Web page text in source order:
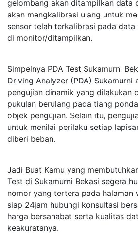
gelombang akan ditampilkan data
akan mengkalibrasi ulang untuk
sensor telah terkalibrasi pada data
di monitor/ditampilkan.
Simpelnya PDA Test Sukamurni
Driving Analyzer (PDA) Sukamurni
pengujian dinamik yang dilakukan
pukulan berulang pada tiang
objek pengujian. Selain itu,
untuk menilai perilaku setiap
diberi beban.
Jadi Buat Kamu yang
Test di Sukamurni Bekasi segera
nomor yang tertera pada halaman
siap 24jam hubungi konsultasi
harga bersahabat serta kualitas
keakuratanya.